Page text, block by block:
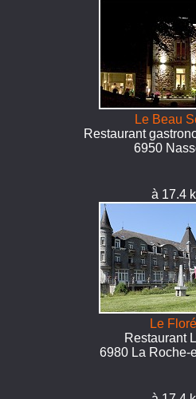
Le Beau
Restaurant
6950
à 17.4
Le
Restaurant
6980 La Roche-